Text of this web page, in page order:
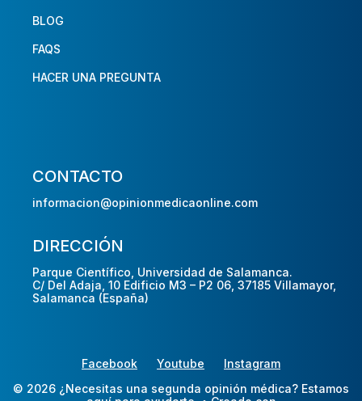
BLOG
FAQS
HACER UNA PREGUNTA
CONTACTO
informacion@opinionmedicaonline.com
DIRECCIÓN
Parque Científico, Universidad de Salamanca.
C/ Del Adaja, 10 Edificio M3 – P2 06, 37185 Villamayor,
Salamanca (España)
Facebook Youtube
Instagram
© 2026 ¿Necesitas una segunda opinión médica? Estamos